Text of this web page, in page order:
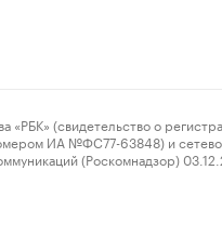
(свидетельство о
ИА №ФС77-63848) и
(Роскомнадзор)